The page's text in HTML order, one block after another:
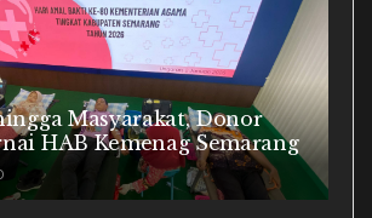
Masyarakat, Donor
HAB Kemenag Semarang